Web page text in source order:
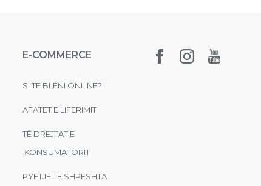
E-COMMERCE
SI TË BLENI ONLINE?
AFATET E LIFERIMIT
TË DREJTAT E
KONSUMATORIT
PYETJET E SHPESHTA